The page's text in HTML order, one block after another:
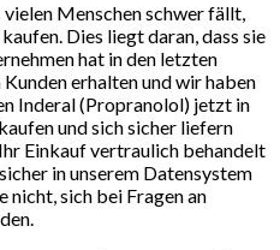
Menschen schwer fällt,
Dies liegt daran, dass sie
hat in den letzten
erhalten und wir haben
Inderal (Propranolol) jetzt in
und sich sicher liefern
Einkauf vertraulich behandelt
in unserem Datensystem
nicht, sich bei Fragen an